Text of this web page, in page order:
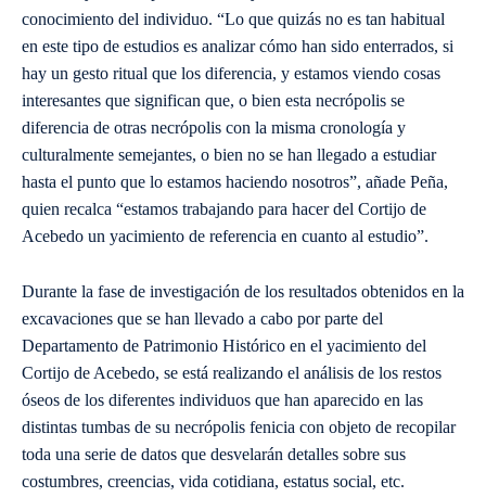
conocimiento del individuo. “Lo que quizás no es tan habitual
en este tipo de estudios es analizar cómo han sido enterrados, si
hay un gesto ritual que los diferencia, y estamos viendo cosas
interesantes que significan que, o bien esta necrópolis se
diferencia de otras necrópolis con la misma cronología y
culturalmente semejantes, o bien no se han llegado a estudiar
hasta el punto que lo estamos haciendo nosotros”, añade Peña,
quien recalca “estamos trabajando para hacer del Cortijo de
Acebedo un yacimiento de referencia en cuanto al estudio”.
Durante la fase de investigación de los resultados obtenidos en la
excavaciones que se han llevado a cabo por parte del
Departamento de Patrimonio Histórico en el yacimiento del
Cortijo de Acebedo, se está realizando el análisis de los restos
óseos de los diferentes individuos que han aparecido en las
distintas tumbas de su necrópolis fenicia con objeto de recopilar
toda una serie de datos que desvelarán detalles sobre sus
costumbres, creencias, vida cotidiana, estatus social, etc.